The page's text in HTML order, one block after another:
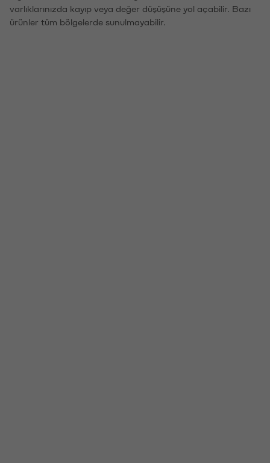
varlıklarınızda kayıp veya değer düşüşüne yol açabilir. Bazı
ürünler tüm bölgelerde sunulmayabilir.